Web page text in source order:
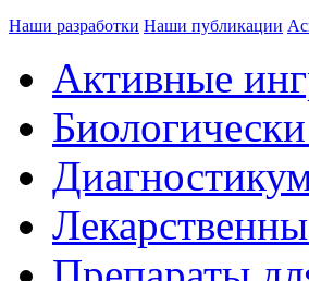
Наши разработки Наши публикации
Активные